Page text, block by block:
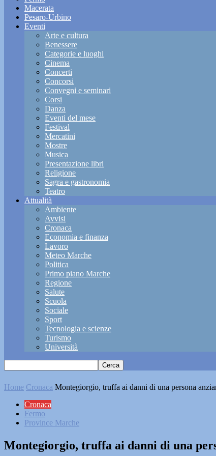
Macerata
Pesaro-Urbino
Eventi
Arte e cultura
Benessere
Categorie e luoghi
Cinema
Concerti
Concorsi
Convegni e seminari
Corsi
Danza
Eventi del mese
Festival
Mercatini
Mostre
Musica
Presentazione libri
Religione
Sagra e gastronomia
Teatro
Attualità
Ambiente
Avvisi
Cronaca
Economia e finanza
Lavoro
Meteo Marche
Politica
Primo piano Marche
Regione
Salute
Scuola
Sociale
Sport
Tecnologia e scienze
Turismo
Università
Home Cronaca Montegiorgio, truffa ai danni di una persona
Cronaca
Fermo
Province Marche
Montegiorgio, truffa ai danni di una